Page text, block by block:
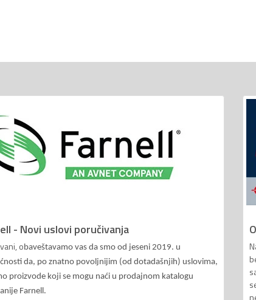
- Novi uslovi poručivanja
o baveštavamo vas da smo od jeseni 2019. u
da, po znatno povoljnijim (od dotadašnjih) uslovima,
proizvode koji se mogu naći u prodajnom katalogu
Farnell.